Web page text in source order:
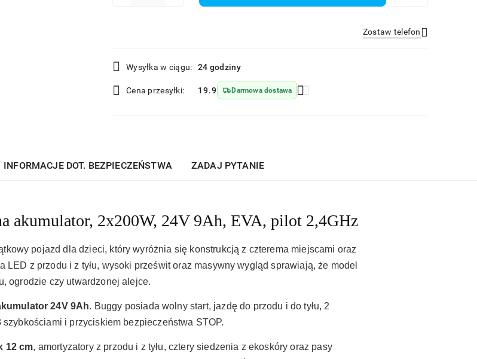
Zostaw telefon
Dostępność
i
dostawa
Wysyłka w ciągu: 24 godziny
Cena przesyłki: 19.9 Darmowa dostawa
INFORMACJE DOT. BEZPIECZEŃSTWA ZADAJ PYTANIE
akumulator, 2x200W, 24V 9Ah, EVA, pilot 2,4GHz
pojazd dla dzieci, który wyróżnia się konstrukcją z czterema miejscami oraz
LED z przodu i z tyłu, wysoki prześwit oraz masywny wygląd sprawiają, że model
ogrodzie czy utwardzonej alejce.
24V 9Ah. Buggy posiada wolny start, jazdę do przodu i do tyłu, 2
i przyciskiem bezpieczeństwa STOP.
12 cm, amortyzatory z przodu i z tyłu, cztery siedzenia z ekoskóry oraz pasy